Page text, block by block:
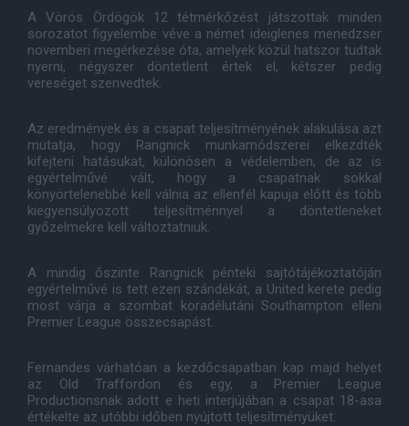
A Vörös Ördögök 12 tétmérkőzést játszottak minden
sorozatot figyelembe véve a német ideiglenes menedzser
novemberi megérkezése óta, amelyek közül hatszor tudtak
nyerni, négyszer döntetlent értek el, kétszer pedig
vereséget szenvedtek.
Az eredmények és a csapat teljesítményének alakulása azt
mutatja, hogy Rangnick munkamódszerei elkezdték
kifejteni hatásukat, különösen a védelemben, de az is
egyértelművé vált, hogy a csapatnak sokkal
könyörtelenebbé kell válnia az ellenfél kapuja előtt és több
kiegyensúlyozott teljesítménnyel a döntetleneket
győzelmekre kell változtatniuk.
A mindig őszinte Rangnick pénteki sajtótájékoztatóján
egyértelművé is tett ezen szándékát, a United kerete pedig
most várja a szombat koradélutáni Southampton elleni
Premier League összecsapást.
Fernandes várhatóan a kezdőcsapatban kap majd helyet
az Old Traffordon és egy, a Premier League
Productionsnak adott e heti interjújában a csapat 18-asa
értékelte az utóbbi időben nyújtott teljesítményüket.